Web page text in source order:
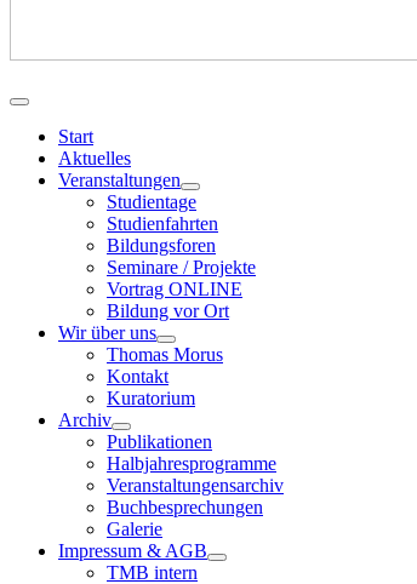
Start
Aktuelles
Veranstaltungen
Studientage
Studienfahrten
Bildungsforen
Seminare / Projekte
Vortrag ONLINE
Bildung vor Ort
Wir über uns
Thomas Morus
Kontakt
Kuratorium
Archiv
Publikationen
Halbjahresprogramme
Veranstaltungensarchiv
Buchbesprechungen
Galerie
Impressum & AGB
TMB intern